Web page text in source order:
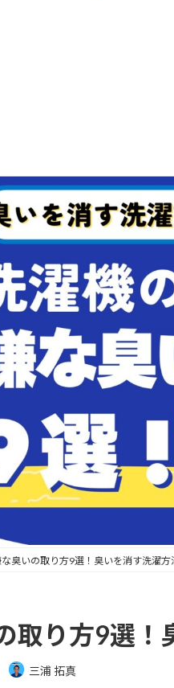
臭いの取り方9選！臭いを消す洗濯
取り方9選
三浦 拓真